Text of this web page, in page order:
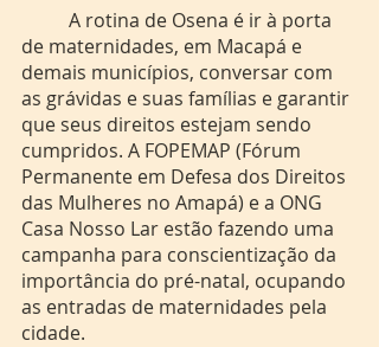
de maternidades, em Macapá e
demais municípios, conversar com
as grávidas e suas famílias e garantir
que seus direitos estejam sendo
cumpridos. A FOPEMAP (Fórum
Permanente em Defesa dos Direitos
das Mulheres no Amapá) e a ONG
Casa Nosso Lar estão fazendo uma
campanha para conscientização da
importância do pré-natal, ocupando
as entradas de maternidades pela
cidade.